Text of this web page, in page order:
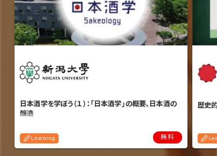
日本酒学を学ぼう（１）：「日本酒学」の概要、日本酒の
醸造
Learning 無料
歴史